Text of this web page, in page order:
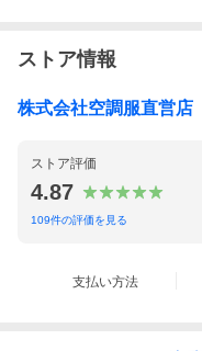
本体サイズ
M-LL
空調
3L-
セット内容
イ
襟
製品説明
防
は
ストア情報
株式会社空調服直営店
ストア評価
4.87
109件の評価を見る
支払い方法